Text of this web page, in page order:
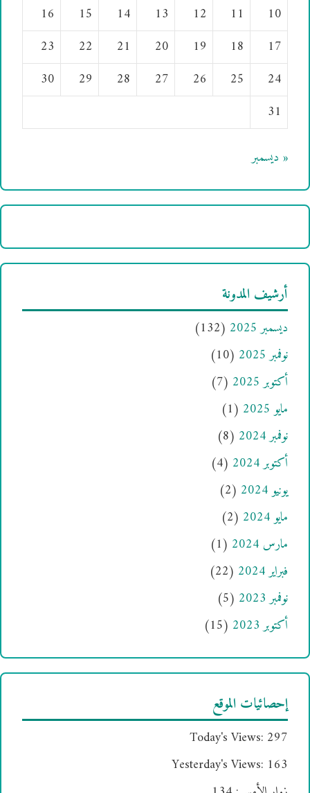
10
11
12
13
14
15
16
17
18
19
20
21
22
23
24
25
26
27
28
29
30
31
« ديسمبر
أرشيف المدونة
ديسمبر 2025
(132)
نوفمبر 2025
(10)
أكتوبر 2025
(7)
مايو 2025
(1)
نوفمبر 2024
(8)
أكتوبر 2024
(4)
يونيو 2024
(2)
مايو 2024
(2)
مارس 2024
(1)
فبراير 2024
(22)
نوفمبر 2023
(5)
أكتوبر 2023
(15)
إحصائيات الموقع
Today's Views: 297
Yesterday's Views: 163